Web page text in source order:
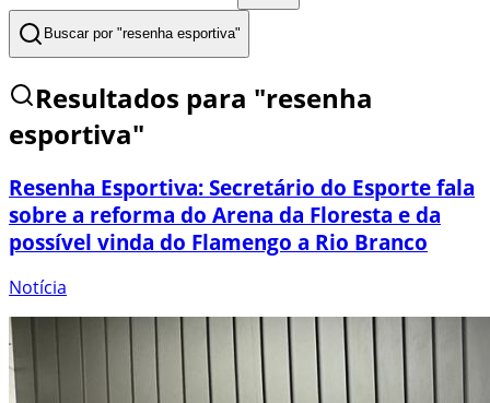
Buscar por "resenha esportiva"
Resultados para "resenha
esportiva"
Resenha Esportiva: Secretário do Esporte fala
sobre a reforma do Arena da Floresta e da
possível vinda do Flamengo a Rio Branco
Notícia